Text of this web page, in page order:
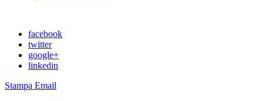
facebook
twitter
google+
linkedin
Stampa Email